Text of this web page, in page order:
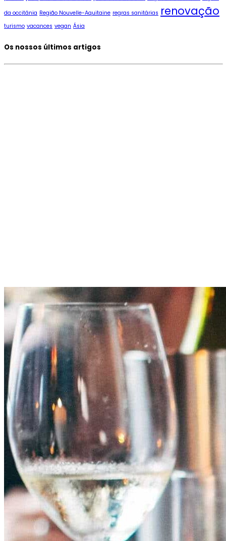
da occitânia Região Nouvelle-Aquitaine regras sanitárias renovação
turismo vacances vegan Ásia
Os nossos últimos artigos